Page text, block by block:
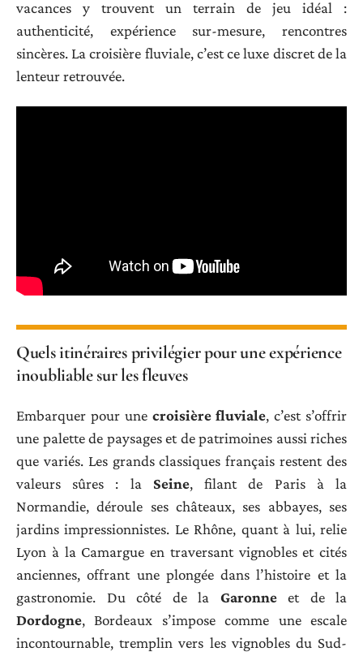
vacances y trouvent un terrain de jeu idéal :
authenticité, expérience sur-mesure, rencontres
sincères. La croisière fluviale, c’est ce luxe discret de la
lenteur retrouvée.
Quels itinéraires privilégier pour une expérience
inoubliable sur les fleuves
Embarquer pour une croisière fluviale, c’est s’offrir
une palette de paysages et de patrimoines aussi riches
que variés. Les grands classiques français restent des
valeurs sûres : la Seine, filant de Paris à la
Normandie, déroule ses châteaux, ses abbayes, ses
jardins impressionnistes. Le Rhône, quant à lui, relie
Lyon à la Camargue en traversant vignobles et cités
anciennes, offrant une plongée dans l’histoire et la
gastronomie. Du côté de la Garonneet de la
Dordogne, Bordeaux s’impose comme une escale
incontournable, tremplin vers les vignobles du Sud-